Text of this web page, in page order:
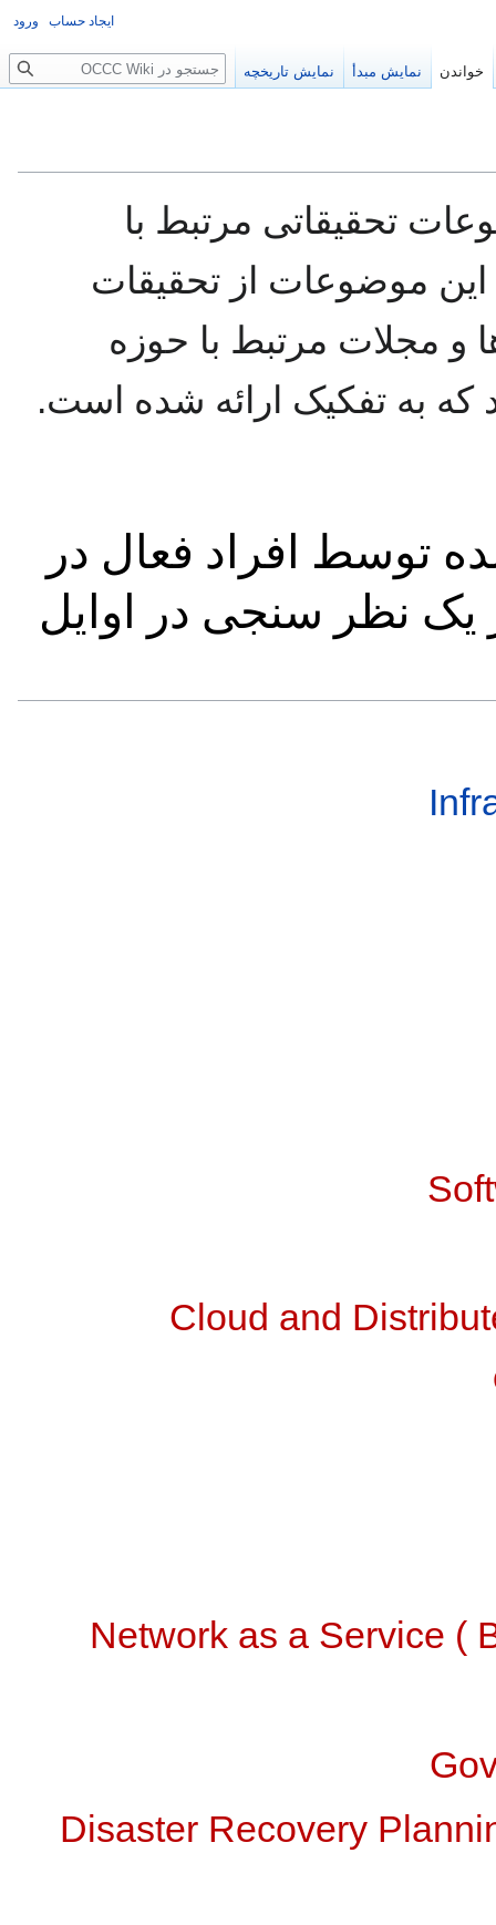
تحقیقاتی مرتبط با
موضوعات از تحقیقات
و مجلات مرتبط با حوزه
به تفکیک ارائه شده است.
توسط افراد فعال در
یک نظر سنجی در اوایل
Cloud and
Network as a Service (
Disaster Recovery
ایجاد حساب ورود
خواندن نمایش مبدأ نمایش تاریخچه جستجو